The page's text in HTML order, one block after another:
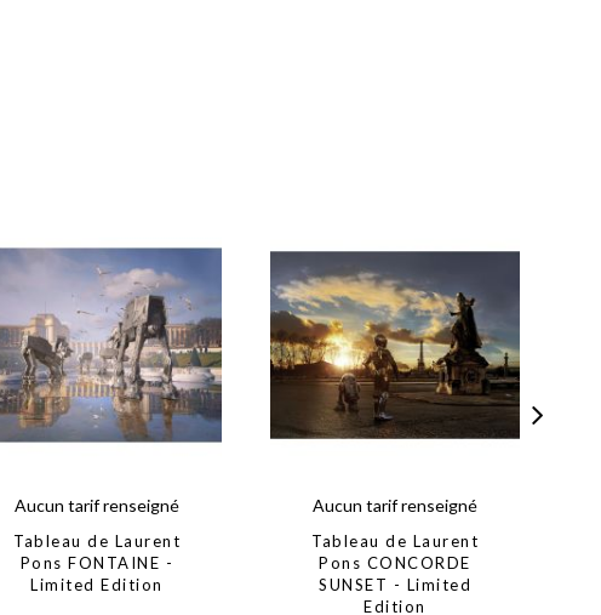
Aucun tarif renseigné
Tableau de Laurent
Pons FONTAINE -
Limited Edition
Aucun tarif renseigné
Tableau de Laurent
Pons CONCORDE
SUNSET - Limited
Edition